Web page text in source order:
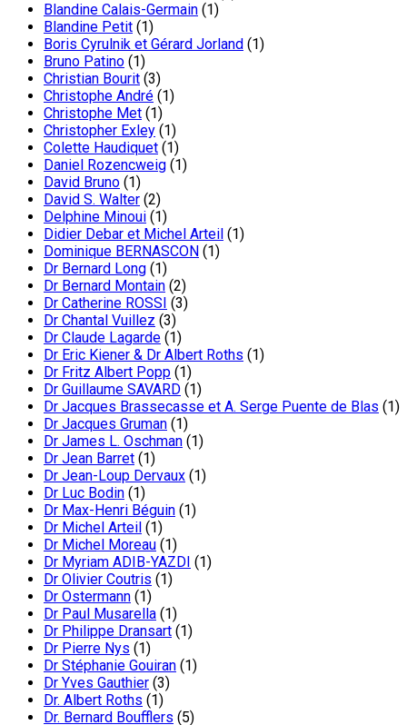
Blandine Calais-Germain (1)
Blandine Petit (1)
Boris Cyrulnik et Gérard Jorland (1)
Bruno Patino (1)
Christian Bourit (3)
Christophe André (1)
Christophe Met (1)
Christopher Exley (1)
Colette Haudiquet (1)
Daniel Rozencweig (1)
David Bruno (1)
David S. Walter (2)
Delphine Minoui (1)
Didier Debar et Michel Arteil (1)
Dominique BERNASCON (1)
Dr Bernard Long (1)
Dr Bernard Montain (2)
Dr Catherine ROSSI (3)
Dr Chantal Vuillez (3)
Dr Claude Lagarde (1)
Dr Eric Kiener & Dr Albert Roths (1)
Dr Fritz Albert Popp (1)
Dr Guillaume SAVARD (1)
Dr Jacques Brassecasse et A. Serge Puente de Blas (1)
Dr Jacques Gruman (1)
Dr James L. Oschman (1)
Dr Jean Barret (1)
Dr Jean-Loup Dervaux (1)
Dr Luc Bodin (1)
Dr Max-Henri Béguin (1)
Dr Michel Arteil (1)
Dr Michel Moreau (1)
Dr Myriam ADIB-YAZDI (1)
Dr Olivier Coutris (1)
Dr Ostermann (1)
Dr Paul Musarella (1)
Dr Philippe Dransart (1)
Dr Pierre Nys (1)
Dr Stéphanie Gouiran (1)
Dr Yves Gauthier (3)
Dr. Albert Roths (1)
Dr. Bernard Boufflers (5)